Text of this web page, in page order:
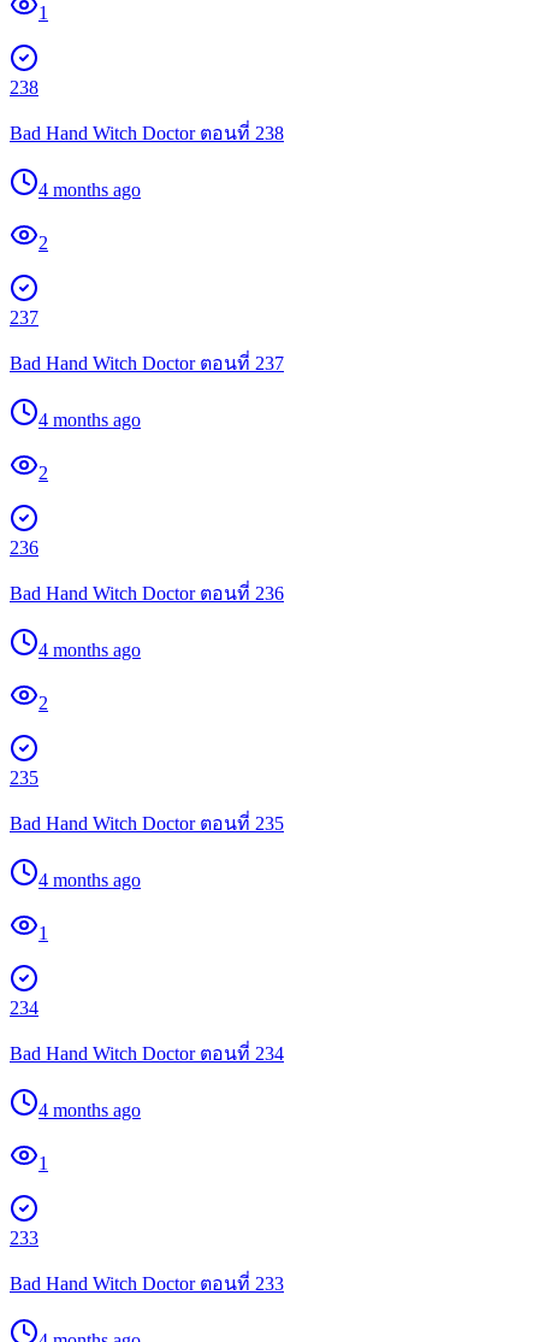
1
238
Bad Hand Witch Doctor ตอนที่ 238
4 months ago
2
237
Bad Hand Witch Doctor ตอนที่ 237
4 months ago
2
236
Bad Hand Witch Doctor ตอนที่ 236
4 months ago
2
235
Bad Hand Witch Doctor ตอนที่ 235
4 months ago
1
234
Bad Hand Witch Doctor ตอนที่ 234
4 months ago
1
233
Bad Hand Witch Doctor ตอนที่ 233